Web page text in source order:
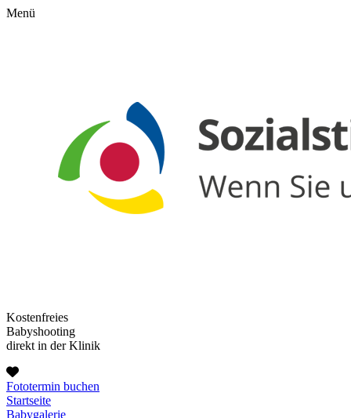
Menü
Kostenfreies
Babyshooting
direkt in der Klinik
Fototermin buchen
Startseite
Babygalerie